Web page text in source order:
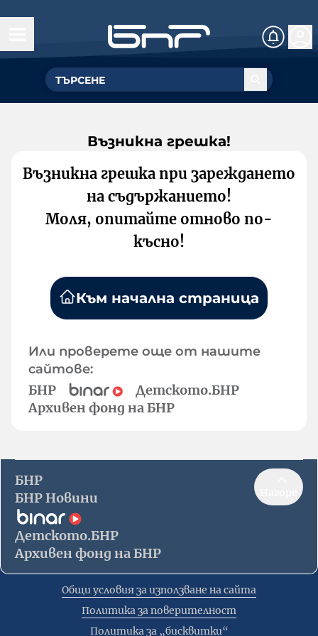
Възникна грешка!
Възникна грешка при зареждането
на съдържанието!
Моля, опитайте отново по-
късно!
Към начална страница
Или проверете още от нашите
сайтове:
БНР
Детското.БНР
Архивен фонд на БНР
БНР
БНР Новини
Детското.БНР
Архивен фонд на БНР
Общи условия за използване на сайта
Политика за поверителност
Политика за „бисквитки“